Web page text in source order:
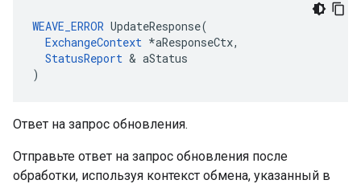
WEAVE_ERROR UpdateResponse(
ExchangeContext *aResponseCtx,
StatusReport & aStatus
)
Ответ на запрос обновления.
Отправьте ответ на запрос обновления после
обработки, используя контекст обмена, указанный в